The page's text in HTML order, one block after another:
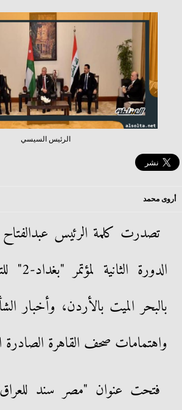
الرئيس السيسي
أروى محمد
تصدرت كلمة الرئيس
الدورة
بالبحر الميت بالأردن، وأخبار
واهتمامات صحف القاهرة الصادرة
فتحت عنوان "مصر سند